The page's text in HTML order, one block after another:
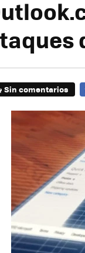
Sin comentarios